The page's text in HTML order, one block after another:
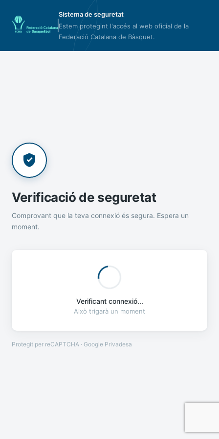
Sistema de seguretat
Estem protegint l'accés al web oficial de la
Federació Catalana de Bàsquet.
Verificació de seguretat
Comprovant que la teva connexió és segura. Espera un
moment.
Verificant connexió...
Això trigarà un moment
Protegit per reCAPTCHA · Google Privadesa